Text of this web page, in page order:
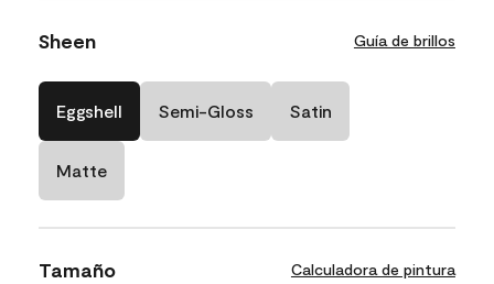
Sheen Guía de brillos
Eggshell Semi-Gloss Satin
Matte
Tamaño Calculadora de pintura